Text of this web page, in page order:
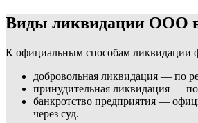
Виды ликвидации ООО
К официальным способам ликвидации
добровольная ликвидация — по
принудительная ликвидация —
банкротство предприятия —
через суд.